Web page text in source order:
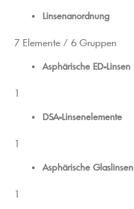
Linsenanordnung
7 Elemente / 6 Gruppen
Asphärische ED-Linsen
1
DSA-Linsenelemente
1
Asphärische Glaslinsen
1